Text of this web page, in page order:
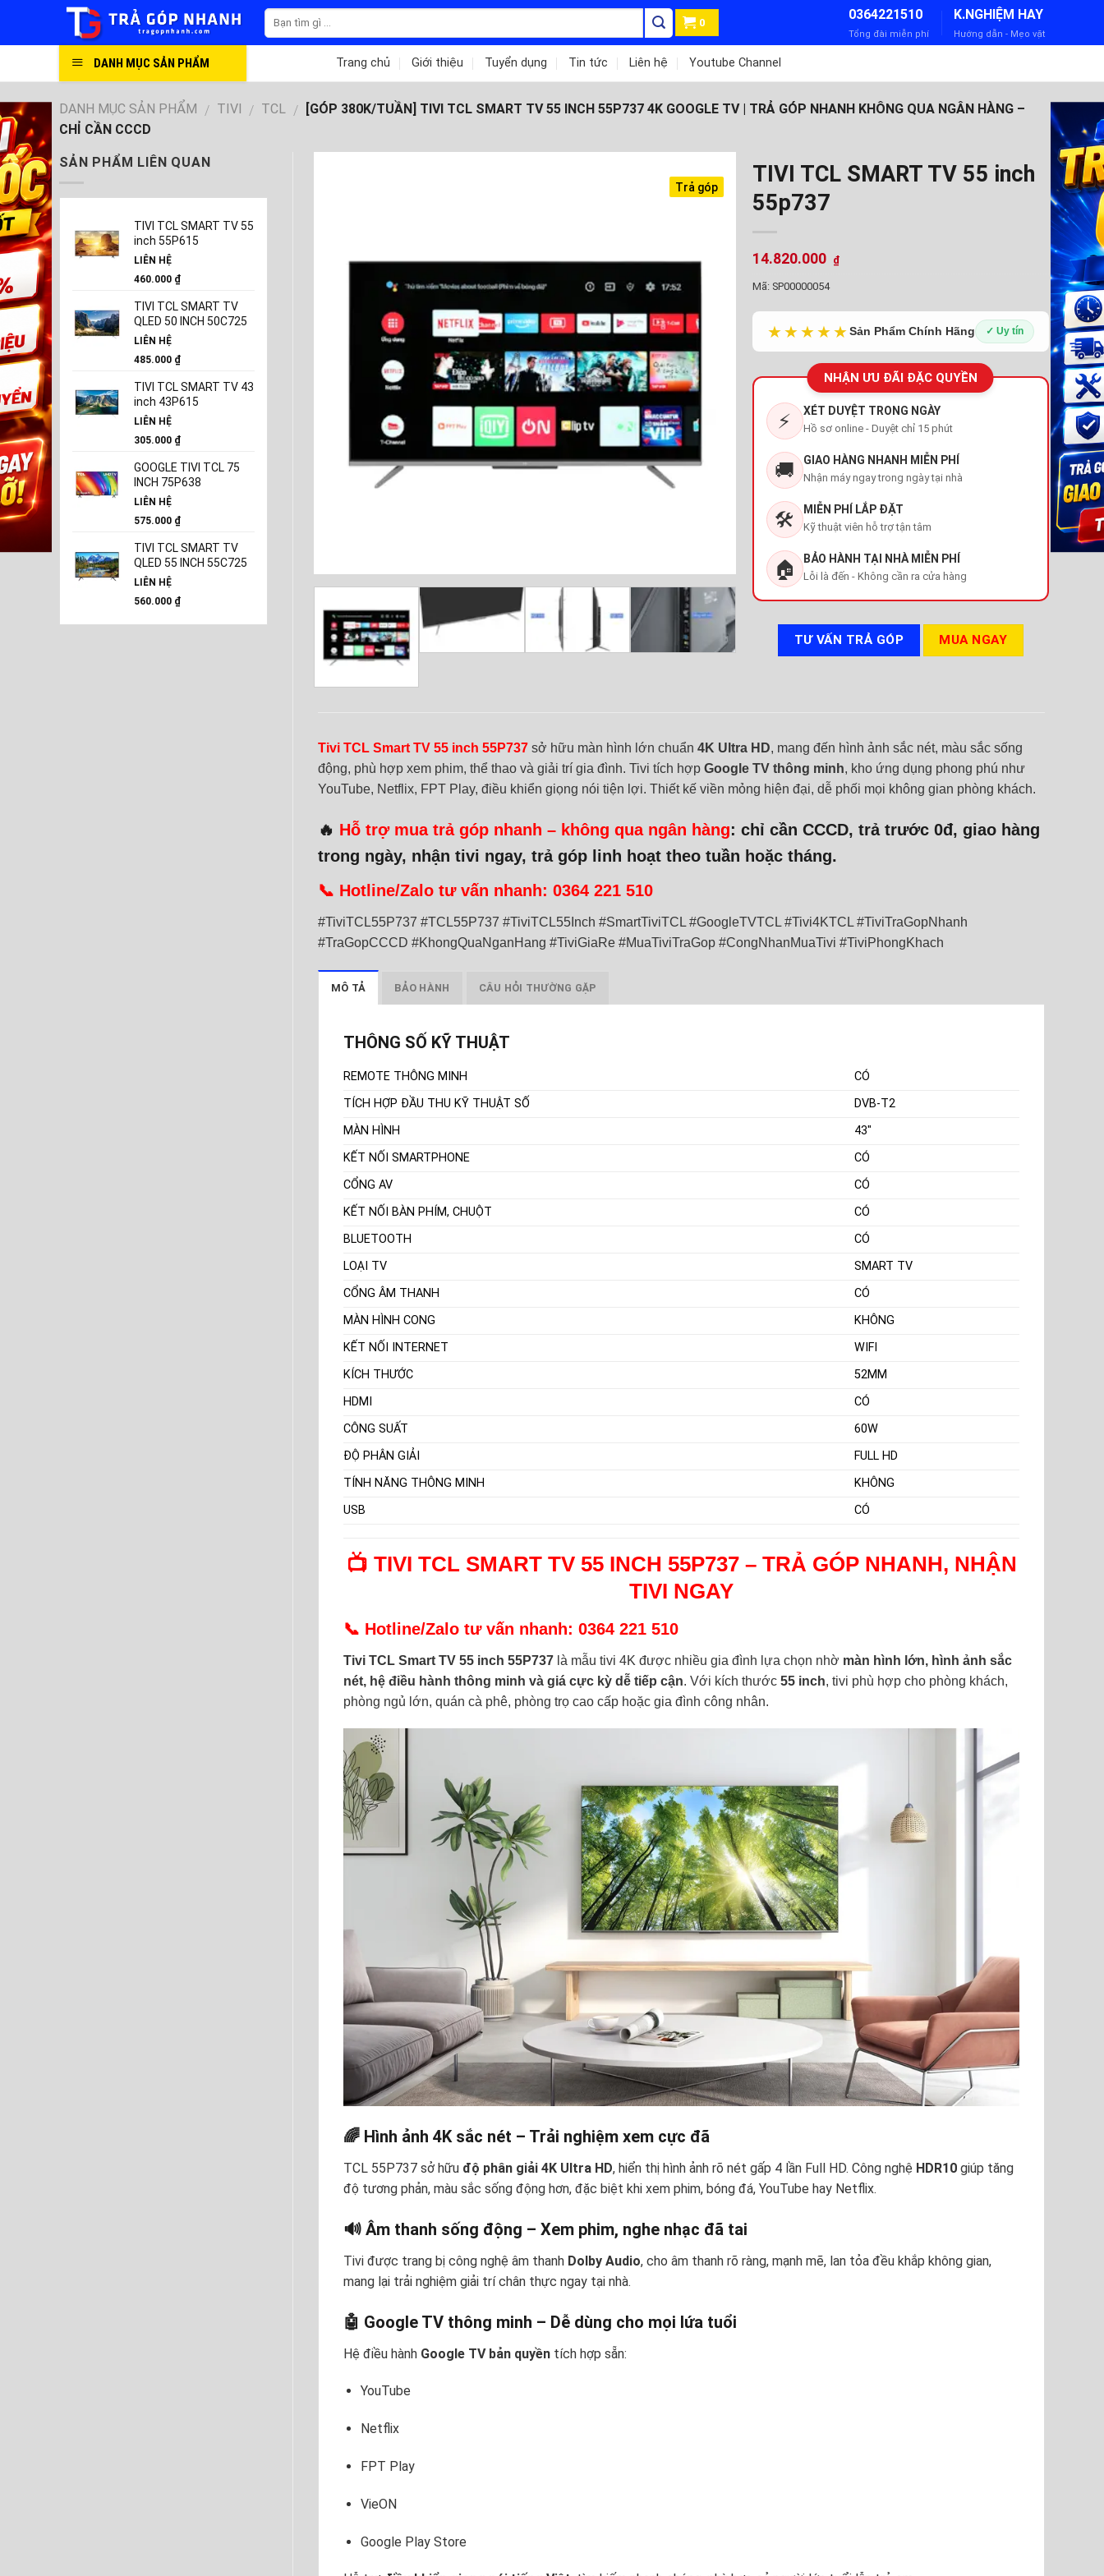
0
0364221510
Tổng đài miễn phí
K.NGHIỆM HAY
Hướng dẫn - Mẹo vặt
DANH MỤC SẢN PHẨM Trang chủ Giới thiệu Tuyển dụng Tin tức Liên hệ Youtube Channel
DANH MỤC SẢN PHẨM / TIVI / TCL /
[GÓP 380K/TUẦN] TIVI TCL SMART TV 55 INCH 55P737 4K GOOGLE TV | TRẢ GÓP NHANH KHÔNG QUA NGÂN HÀNG –
CHỈ CẦN CCCD
Trả góp
TIVI TCL SMART TV 55 inch
55p737
14.820.000 ₫
Mã: SP00000054
★★★★★Sản Phẩm Chính Hãng ✓ Uy tín
NHẬN ƯU ĐÃI ĐẶC QUYỀN
⚡ XÉT DUYỆT TRONG NGÀY
Hồ sơ online - Duyệt chỉ 15 phút
🚚 GIAO HÀNG NHANH MIỄN PHÍ
Nhận máy ngay trong ngày tại nhà
🛠️ MIỄN PHÍ LẮP ĐẶT
Kỹ thuật viên hỗ trợ tận tâm
🏠 BẢO HÀNH TẠI NHÀ MIỄN PHÍ
Lỗi là đến - Không cần ra cửa hàng
TƯ VẤN TRẢ GÓP MUA NGAY
Tivi TCL Smart TV 55 inch 55P737 sở hữu màn hình lớn chuẩn 4K Ultra HD, mang đến hình ảnh sắc nét, màu sắc sống
động, phù hợp xem phim, thể thao và giải trí gia đình. Tivi tích hợp Google TV thông minh, kho ứng dụng phong phú như
YouTube, Netflix, FPT Play, điều khiển giọng nói tiện lợi. Thiết kế viền mỏng hiện đại, dễ phối mọi không gian phòng khách.
🔥 Hỗ trợ mua trả góp nhanh – không qua ngân hàng: chỉ cần CCCD, trả trước 0đ, giao hàng
trong ngày, nhận tivi ngay, trả góp linh hoạt theo tuần hoặc tháng.
📞 Hotline/Zalo tư vấn nhanh: 0364 221 510
#TiviTCL55P737 #TCL55P737 #TiviTCL55Inch #SmartTiviTCL #GoogleTVTCL #Tivi4KTCL #TiviTraGopNhanh
#TraGopCCCD #KhongQuaNganHang #TiviGiaRe #MuaTiviTraGop #CongNhanMuaTivi #TiviPhongKhach
MÔ TẢ BẢO HÀNH CÂU HỎI THƯỜNG GẶP
THÔNG SỐ KỸ THUẬT
REMOTE THÔNG MINH
CÓ
TÍCH HỢP ĐẦU THU KỸ THUẬT SỐ
DVB-T2
MÀN HÌNH
43"
KẾT NỐI SMARTPHONE
CÓ
CỔNG AV
CÓ
KẾT NỐI BÀN PHÍM, CHUỘT
CÓ
BLUETOOTH
CÓ
LOẠI TV
SMART TV
CỔNG ÂM THANH
CÓ
MÀN HÌNH CONG
KHÔNG
KẾT NỐI INTERNET
WIFI
KÍCH THƯỚC
52MM
HDMI
CÓ
CÔNG SUẤT
60W
ĐỘ PHÂN GIẢI
FULL HD
TÍNH NĂNG THÔNG MINH
KHÔNG
USB
CÓ
📺 TIVI TCL SMART TV 55 INCH 55P737 – TRẢ GÓP NHANH, NHẬN
TIVI NGAY
📞 Hotline/Zalo tư vấn nhanh: 0364 221 510
Tivi TCL Smart TV 55 inch 55P737 là mẫu tivi 4K được nhiều gia đình lựa chọn nhờ màn hình lớn, hình ảnh sắc
nét, hệ điều hành thông minh và giá cực kỳ dễ tiếp cận. Với kích thước 55 inch, tivi phù hợp cho phòng khách,
phòng ngủ lớn, quán cà phê, phòng trọ cao cấp hoặc gia đình công nhân.
🌈 Hình ảnh 4K sắc nét – Trải nghiệm xem cực đã
TCL 55P737 sở hữu độ phân giải 4K Ultra HD, hiển thị hình ảnh rõ nét gấp 4 lần Full HD. Công nghệ HDR10 giúp tăng
độ tương phản, màu sắc sống động hơn, đặc biệt khi xem phim, bóng đá, YouTube hay Netflix.
🔊 Âm thanh sống động – Xem phim, nghe nhạc đã tai
Tivi được trang bị công nghệ âm thanh Dolby Audio, cho âm thanh rõ ràng, mạnh mẽ, lan tỏa đều khắp không gian,
mang lại trải nghiệm giải trí chân thực ngay tại nhà.
🤖 Google TV thông minh – Dễ dùng cho mọi lứa tuổi
Hệ điều hành Google TV bản quyền tích hợp sẵn:
YouTube
Netflix
FPT Play
VieON
Google Play Store
SẢN PHẨM LIÊN QUAN
TIVI TCL SMART TV 55
inch 55P615
LIÊN HỆ
460.000 ₫
TIVI TCL SMART TV
QLED 50 INCH 50C725
LIÊN HỆ
485.000 ₫
TIVI TCL SMART TV 43
inch 43P615
LIÊN HỆ
305.000 ₫
GOOGLE TIVI TCL 75
INCH 75P638
LIÊN HỆ
575.000 ₫
TIVI TCL SMART TV
QLED 55 INCH 55C725
LIÊN HỆ
560.000 ₫